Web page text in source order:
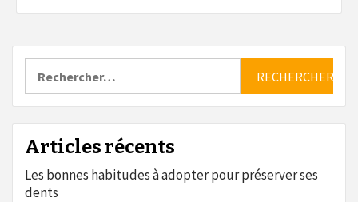
Articles récents
Les bonnes habitudes à adopter pour préserver ses
dents